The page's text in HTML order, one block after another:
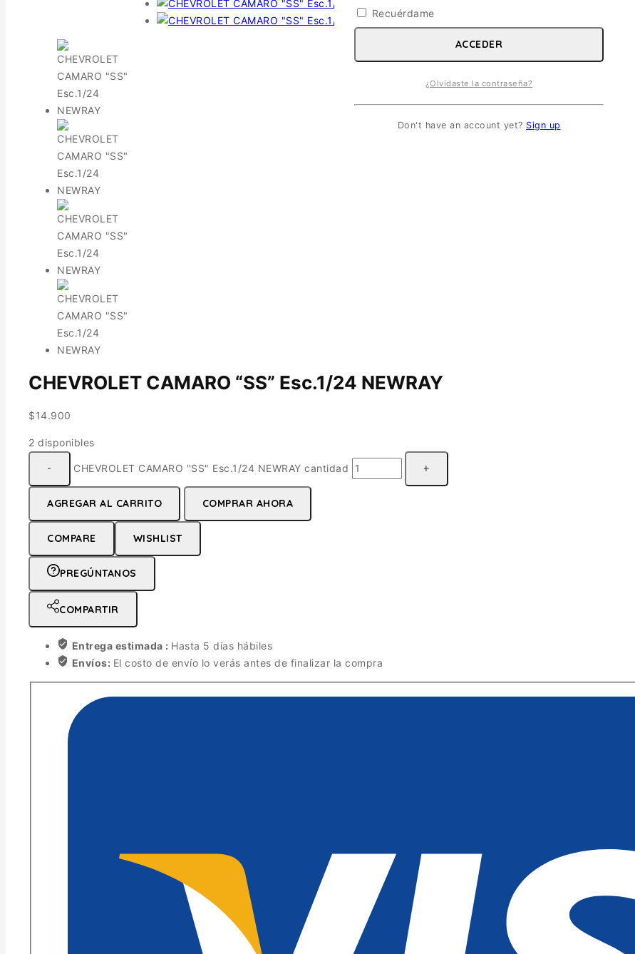
CHEVROLET CAMARO “SS” Esc.1/24 NEWRAY
$14.900
2 disponibles
CHEVROLET CAMARO "SS" Esc.1/24 NEWRAY cantidad
AGREGAR AL CARRITO COMPRAR AHORA
COMPARE WISHLIST
PREGÚNTANOS
COMPARTIR
Entrega estimada : Hasta 5 días hábiles
Envíos: El costo de envío lo verás antes de finalizar la compra
Recuérdame
ACCEDER
¿Olvidaste la contraseña?
Don't have an account yet? Sign up